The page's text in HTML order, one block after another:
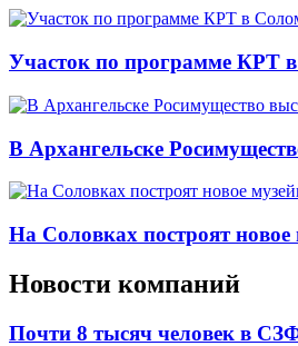
Участок по программе КРТ
В Архангельске
На Соловках построят новое
Новости компаний
Почти 8 тысяч человек в